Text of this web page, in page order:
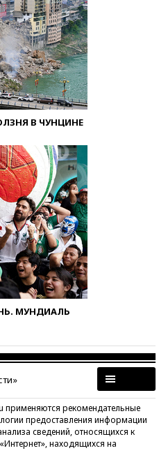
В ЧУНЦИНЕ
МУНДИАЛЬ
рекомендательные
предоставления информации
сведений, относящихся к
находящихся на